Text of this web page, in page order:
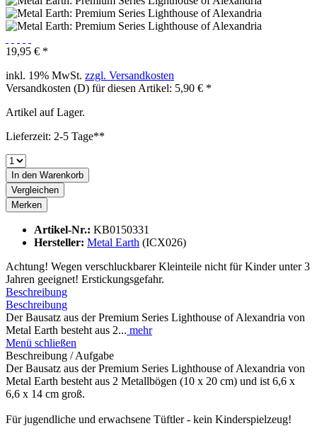
19,95 € *
inkl. 19% MwSt. zzgl. Versandkosten
Versandkosten (D) für diesen Artikel: 5,90 € *
Artikel auf Lager.
Lieferzeit: 2-5 Tage**
In den Warenkorb
Vergleichen
Merken
Artikel-Nr.: KB0150331
Hersteller: Metal Earth (ICX026)
Achtung! Wegen verschluckbarer Kleinteile nicht für Kinder unter 3
Jahren geeignet! Erstickungsgefahr.
Beschreibung
Beschreibung
Der Bausatz aus der Premium Series Lighthouse of Alexandria von
Metal Earth besteht aus 2... mehr
Menü schließen
Beschreibung / Aufgabe
Der Bausatz aus der Premium Series Lighthouse of Alexandria von
Metal Earth besteht aus 2 Metallbögen (10 x 20 cm) und ist 6,6 x
6,6 x 14 cm groß.
Für jugendliche und erwachsene Tüftler - kein Kinderspielzeug!